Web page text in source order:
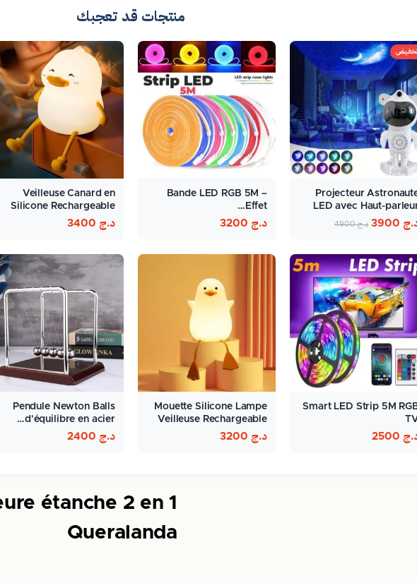
منتجات قد تعجبك
Projecteur
LED avec Haut-
Bluetooth…
د.ج4900
Bande LED RGB 5M –
Effet…
د.ج
Veilleuse Canard en
Silicone Rechargeable
د.ج
Smart LED Strip 5M
Mouette Silicone Lampe
Veilleuse Rechargeable
Pour…
د.ج
Pendule Newton Balls
d'équilibre en acier…
د.ج
étanche 2 en 1
Queralanda